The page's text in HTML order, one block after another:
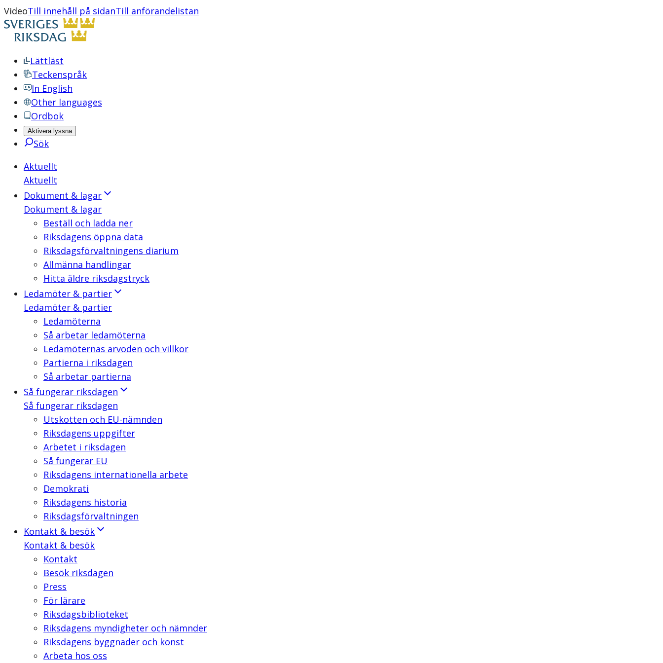
VideoTill innehåll på sidanTill anförandelistan
Lättläst
Teckenspråk
In English
Other languages
Ordbok
Aktivera lyssna
Sök
Aktuellt
Aktuellt
Dokument & lagar
Dokument & lagar
Beställ och ladda ner
Riksdagens öppna data
Riksdagsförvaltningens diarium
Allmänna handlingar
Hitta äldre riksdagstryck
Ledamöter & partier
Ledamöter & partier
Ledamöterna
Så arbetar ledamöterna
Ledamöternas arvoden och villkor
Partierna i riksdagen
Så arbetar partierna
Så fungerar riksdagen
Så fungerar riksdagen
Utskotten och EU-nämnden
Riksdagens uppgifter
Arbetet i riksdagen
Så fungerar EU
Riksdagens internationella arbete
Demokrati
Riksdagens historia
Riksdagsförvaltningen
Kontakt & besök
Kontakt & besök
Kontakt
Besök riksdagen
Press
För lärare
Riksdagsbiblioteket
Riksdagens myndigheter och nämnder
Riksdagens byggnader och konst
Arbeta hos oss